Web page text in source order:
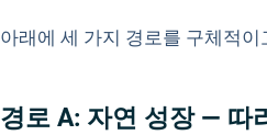
아래에 세 가지 경로를 구체적
경로 A: 자연 성장 — 따